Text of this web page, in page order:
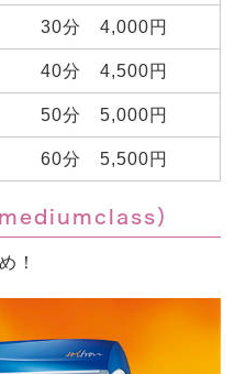
30分 4,000円
40分 4,500円
50分 5,000円
60分 5,500円
mediumclass）
！